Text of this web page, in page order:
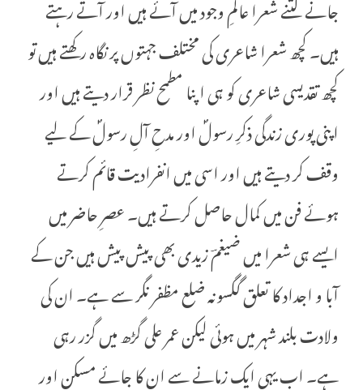
جانے کتنے شعرا عالمِ وجود میں آئے ہیں اور آتے رہتے
ہیں۔ کچھ شعرا شاعری کی مختلف جہتوں پر نگاہ رکھتے ہیں تو
کچھ تقدیسی شاعری کو ہی اپنا مطمح نظر قرار دیتے ہیں اور
اپنی پوری زندگی ذکرِ رسولؐ اور مدحِ آلِ رسولؐ کے لیے
وقف کر دیتے ہیں اور اسی میں انفرادیت قائم کرتے
ہوئے فن میں کمال حاصل کرتے ہیں۔ عصرِ حاضر میں
ایسے ہی شعرا میں ضیغمؔ زیدی بھی پیش پیش ہیں جن کے
آبا و اجداد کا تعلق گگسونہ ضلع مظفر نگر سے ہے۔ ان کی
ولادت بلند شہر میں ہوئی لیکن عمر علی گڑھ میں گزر رہی
ہے۔ اب یہی ایک زمانے سے ان کا جائے مسکن اور